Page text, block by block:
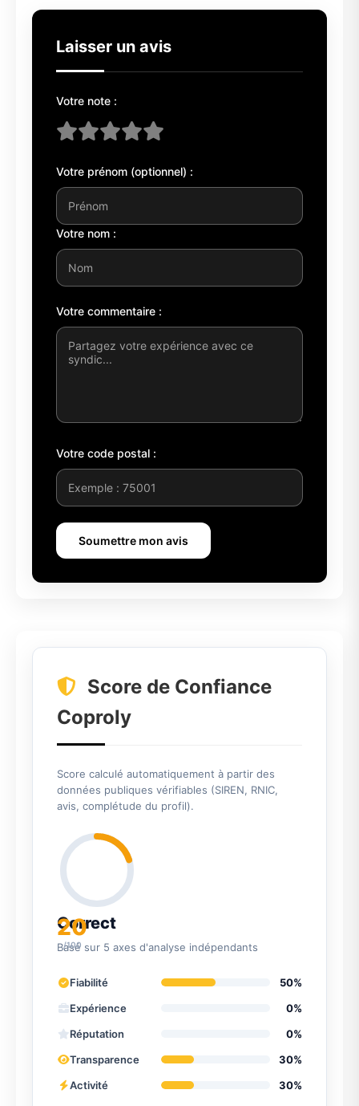
Laisser un avis
Votre note :
Votre prénom (optionnel) :
Votre nom :
Votre commentaire :
Votre code postal :
Soumettre mon avis
Score de Confiance
Coproly
Score calculé automatiquement à partir des
données publiques vérifiables (SIREN, RNIC,
avis, complétude du profil).
20
/100
Correct
Basé sur 5 axes d'analyse indépendants
Fiabilité
50%
Expérience
0%
Réputation
0%
Transparence
30%
Activité
30%